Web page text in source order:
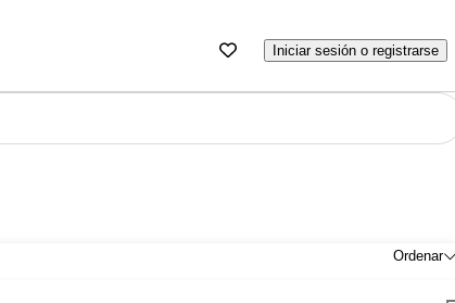
Iniciar sesión o registrarse
Ordenar